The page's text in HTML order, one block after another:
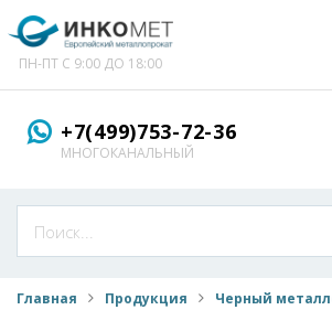
ПН-ПТ С 9:00 ДО 18:00
+7(499)753-72-36
МНОГОКАНАЛЬНЫЙ
Главная Продукция
Черный